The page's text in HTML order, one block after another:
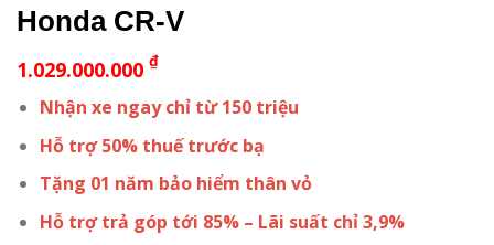
Honda CR-V
1.029.000.000 ₫
Nhận xe ngay chỉ từ 150 triệu
Hỗ trợ 50% thuế trước bạ
Tặng 01 năm bảo hiểm thân vỏ
Hỗ trợ trả góp tới 85% – Lãi suất chỉ 3,9%